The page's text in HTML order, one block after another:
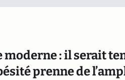
moderne : il serait
prenne de